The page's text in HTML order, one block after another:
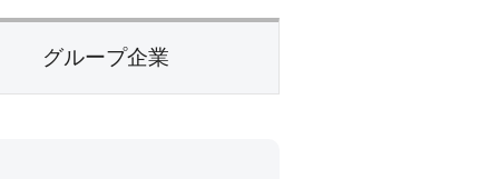
グループ企業